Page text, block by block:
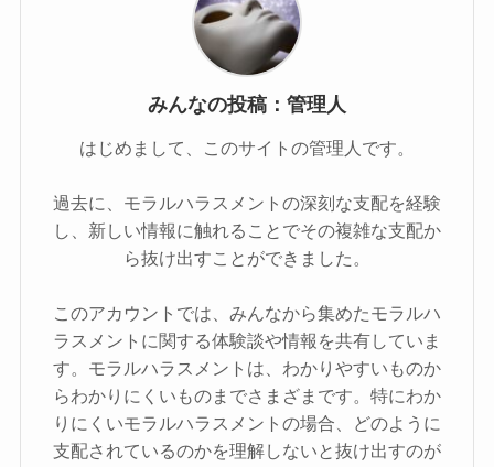
みんなの投稿：管理人
はじめまして、このサイトの管理人です。
過去に、モラルハラスメントの深刻な支配を経験
し、新しい情報に触れることでその複雑な支配か
ら抜け出すことができました。
このアカウントでは、みんなから集めたモラルハ
ラスメントに関する体験談や情報を共有していま
す。モラルハラスメントは、わかりやすいものか
らわかりにくいものまでさまざまです。特にわか
りにくいモラルハラスメントの場合、どのように
支配されているのかを理解しないと抜け出すのが